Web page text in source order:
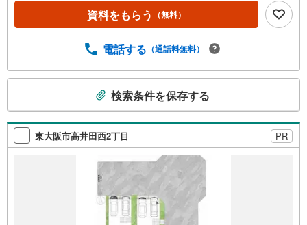
建売価格で「理想」が叶うのか？施工から販売までグルー
プ内で完結させることで中間コストを徹底カット。その分
諦めない。専属FPによる無料相談教育費や老後資金など将
します。「最適な銀行は？」「今の年収で大丈夫？」とい
った疑問から住宅ローンの最大活用まで、家計を守る具体
的なプランをご提案。「自分らしい家」と「安心できる将
来」どちらもフロンティアで叶えませんか？当日の現地見
学・FP相談も受付中です
資料をもらう （無料）
電話する （通話料無料）
検
索
条
検索条件を保存する
東大阪市高井田西2丁目 PR